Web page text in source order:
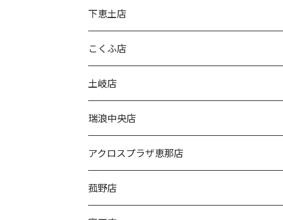
下恵土店
こくふ店
土岐店
瑞浪中央店
アクロスプラザ恵那店
菰野店